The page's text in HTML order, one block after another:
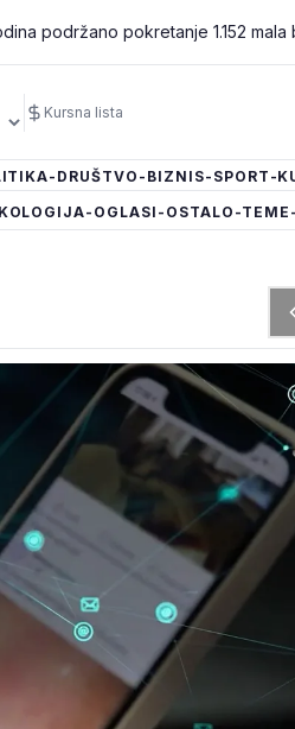
pokretanje 1.152 mala biznisa•
Kursna lista
-DRUŠTVO -BIZNIS-SPORT -
-OGLASI -OSTALO -TEME